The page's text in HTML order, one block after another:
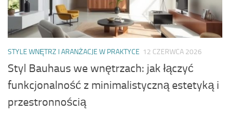
STYLE WNĘTRZ I ARANŻACJE W PRAKTYCE 12 CZERWCA 2026
Styl Bauhaus we wnętrzach: jak łączyć
funkcjonalność z minimalistyczną estetyką i
przestronnością